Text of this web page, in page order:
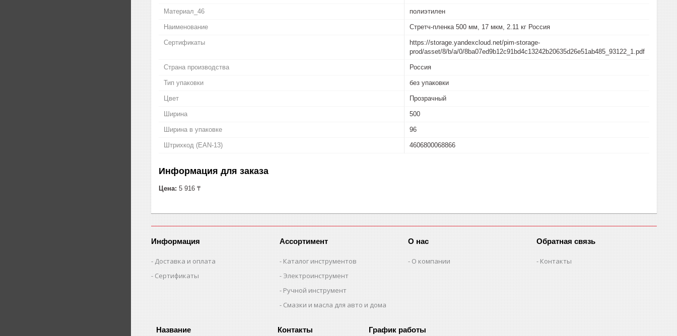
Материал_46 полиэтилен
Наименование Стретч-пленка 500 мм, 17 мкм, 2.11 кг Россия
Сертификаты
https://storage.yandexcloud.net/pim-storage-
prod/asset/8/b/a/0/8ba07ed9b12c91bd4c13242b20635d26e51ab485_93122_1.pdf
Страна производства Россия
Тип упаковки без упаковки
Цвет Прозрачный
Ширина 500
Ширина в упаковке 96
Штрихкод (EAN-13) 4606800068866
Информация для заказа
Цена: 5 916 ₸
Информация
Доставка и оплата
Сертификаты
Ассортимент
Каталог инструментов
Электроинструмент
Ручной инструмент
Смазки и масла для авто и дома
О нас
О компании
Обратная связь
Контакты
График работы